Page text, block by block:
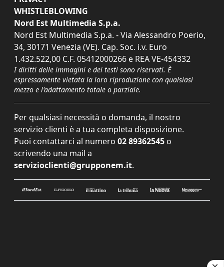
WHISTLEBLOWING
Nord Est Multimedia S.p.a.
Nord Est Multimedia S.p.a. - Via Alessandro Poerio,
34, 30171 Venezia (VE). Cap. Soc. i.v. Euro
1.432.522,00 C.F. 05412000266 e REA VE-454332
I diritti delle immagini e dei testi sono riservati. È
espressamente vietata la loro riproduzione con qualsiasi
mezzo e l'adattamento totale o parziale.
Per qualsiasi necessità o domanda, il nostro
servizio clienti è a tua completa disposizione.
Puoi contattarci al numero 02 89362545 o
scrivendo una mail a
servizioclienti@grupponem.it.